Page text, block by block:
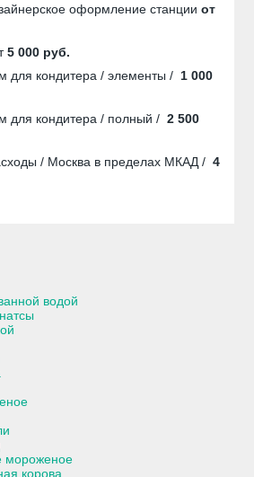
оформление станции от
5 000 руб.
для кондитера / элементы / 1 000
для кондитера / полный / 2 500
/ Москва в пределах МКАД / 4
водой
мороженое
корова